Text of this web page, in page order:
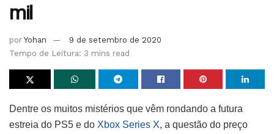
mil
por Yohan
9 de setembro de 2020
Tempo de Leitura: 3 mins read
Dentre os muitos mistérios que vêm rondando a futura
estreia do PS5 e do Xbox Series X, a questão do preço